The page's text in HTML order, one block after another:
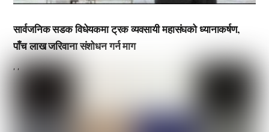
सार्वजनिक सडक विधेयकमा ट्रक व्यवसायी महासंघको ध्यानाकर्षण,
पाँच लाख जरिवाना संशोधन गर्न माग
, ,